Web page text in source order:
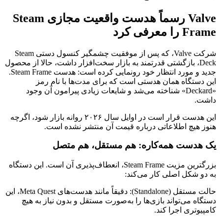
Valve رسماً هدست واقعیت مجازی Steam
Frame را معرفی کرد
شرکت Valve، که پس از موفقیت چشمگیر کنسول دستی Steam
Deck، بازگشتی قدرتمند به بازار سخت‌افزار داشت، حالا از محصول
جدید و مورد انتظار خود رونمایی کرده است: هدست Steam Frame.
این دستگاه همان هدستی است که برای مدت‌ها با نام رمز
«Deckard» شناخته می‌شد و شایعات زیادی پیرامون آن وجود
داشت.
این هدست قرار است در اوایل سال ۲۰۲۶ روانه بازار شود، اگرچه
هنوز هیچ اطلاعاتی درباره قیمت آن منتشر نشده است.
یک هدست همه‌کاره: هم مستقل، هم متصل
بزرگترین مزیت Steam Frame، انعطاف‌پذیری آن است. این دستگاه
به دو شکل اصلی کار می‌کند:
حالت مستقل (Standalone): دقیقاً مانند هدست‌های Meta Quest، این
دستگاه می‌تواند بازی‌ها را به‌صورت مستقل و بدون نیاز به هیچ
کامپیوتری اجرا کند.